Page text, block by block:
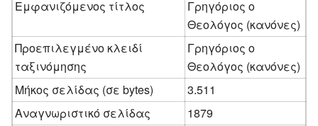
Εμφανιζόμενος τίτλος
Γρηγόριος ο
Θεολόγος (κανόνες)
Προεπιλεγμένο κλειδί
ταξινόμησης
Γρηγόριος ο
Θεολόγος (κανόνες)
Μήκος σελίδας (σε bytes)
3.511
Αναγνωριστικό σελίδας
1879